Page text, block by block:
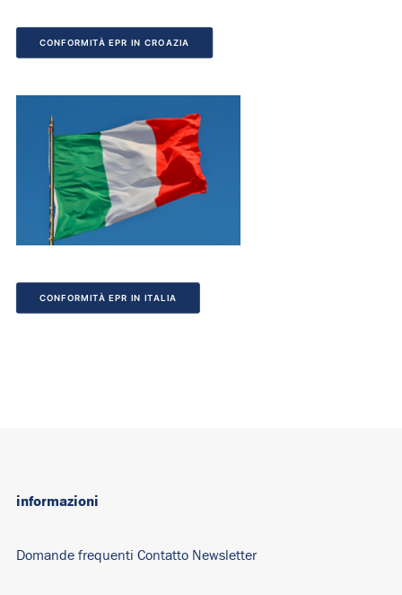
CONFORMITÀ EPR IN CROAZIA
CONFORMITÀ EPR IN ITALIA
informazioni
Domande frequenti Contatto Newsletter